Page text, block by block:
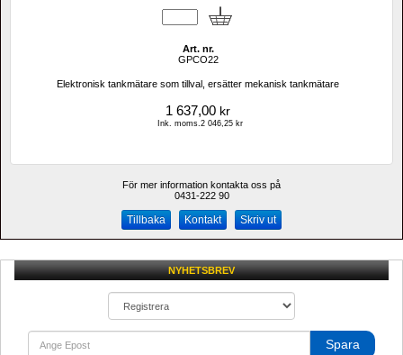
Art. nr.
GPCO22
Elektronisk tankmätare som tillval, ersätter mekanisk tankmätare
1 637,00 kr
Ink. moms.2 046,25 kr
För mer information kontakta oss på
0431-222 90
Kontakt Skriv ut
NYHETSBREV
Spara